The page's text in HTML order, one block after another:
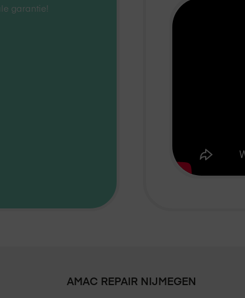
garantie!
AMAC REPAIR NIJMEGEN